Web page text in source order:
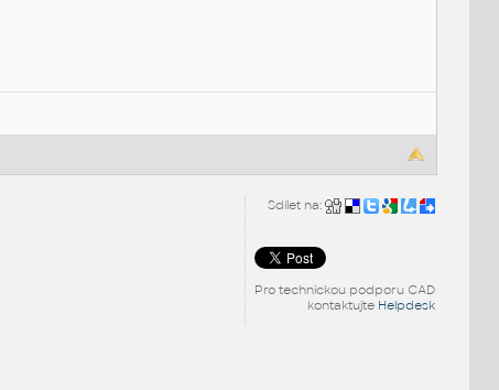
Sdílet na:
Pro technickou podporu CAD
kontaktujte Helpdesk